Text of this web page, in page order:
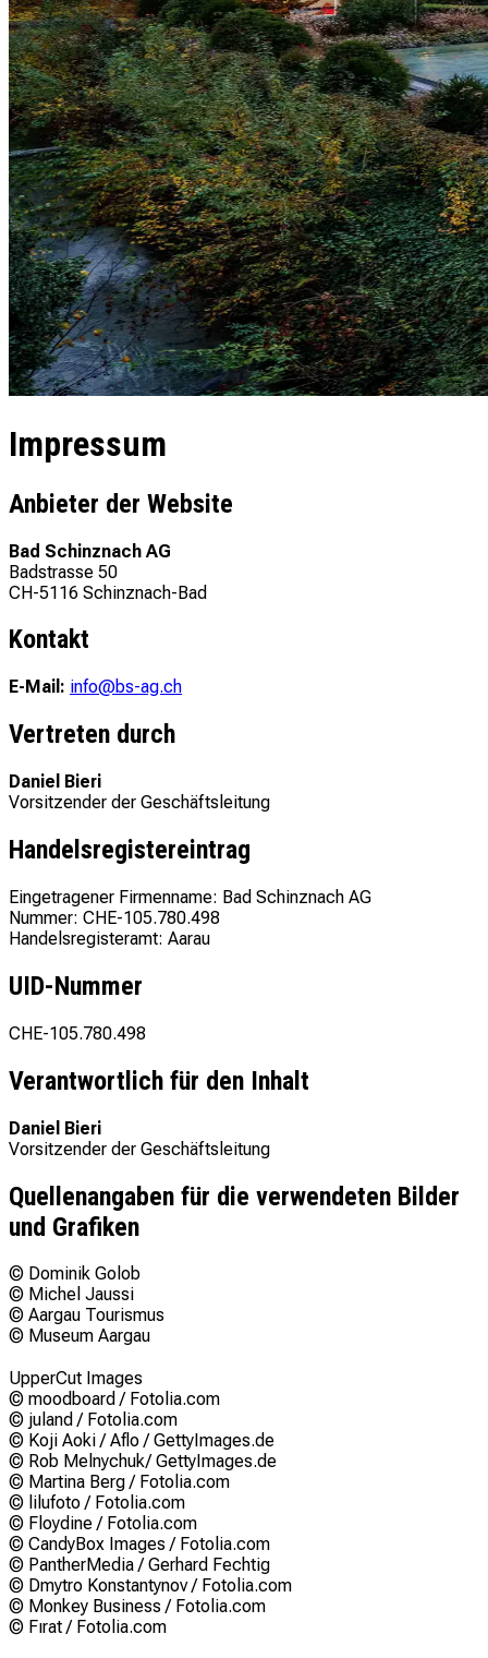
Impressum
Anbieter der Website
Bad Schinznach AG
Badstrasse 50
CH-5116 Schinznach-Bad
Kontakt
E-Mail: info@bs-ag.ch
Vertreten durch
Daniel Bieri
Vorsitzender der Geschäftsleitung
Handelsregistereintrag
Eingetragener Firmenname: Bad Schinznach AG
Nummer: CHE-105.780.498
Handelsregisteramt: Aarau
UID-Nummer
CHE-105.780.498
Verantwortlich für den Inhalt
Daniel Bieri
Vorsitzender der Geschäftsleitung
Quellenangaben für die verwendeten Bilder
und Grafiken
© Dominik Golob
© Michel Jaussi
© Aargau Tourismus
© Museum Aargau
UpperCut Images
© moodboard / Fotolia.com
© juland / Fotolia.com
© Koji Aoki / Aflo / GettyImages.de
© Rob Melnychuk/ GettyImages.de
© Martina Berg / Fotolia.com
© lilufoto / Fotolia.com
© Floydine / Fotolia.com
© CandyBox Images / Fotolia.com
© PantherMedia / Gerhard Fechtig
© Dmytro Konstantynov / Fotolia.com
© Monkey Business / Fotolia.com
© Fırat / Fotolia.com